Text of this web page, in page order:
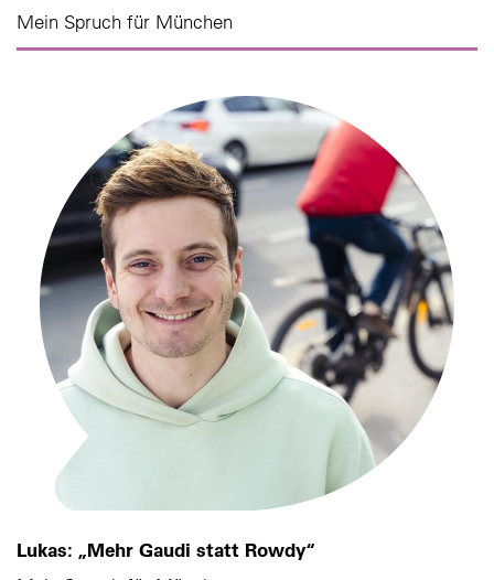
Mein Spruch für München
Lukas: „Mehr Gaudi statt Rowdy“